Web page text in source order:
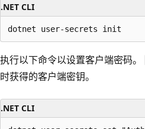
.NET CLI
执行以下命令以设置客户端密码。
时获得的客户端密钥。
.NET CLI